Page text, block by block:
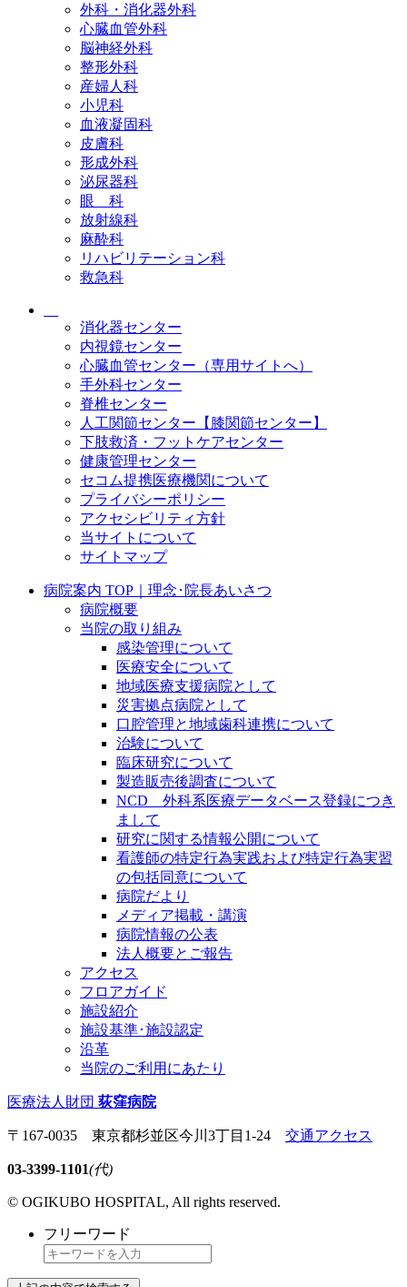
外科・消化器外科
心臓血管外科
脳神経外科
整形外科
産婦人科
小児科
血液凝固科
皮膚科
形成外科
泌尿器科
眼 科
放射線科
麻酔科
リハビリテーション科
救急科
消化器センター
内視鏡センター
心臓血管センター（専用サイトへ）
手外科センター
脊椎センター
人工関節センター【膝関節センター】
下肢救済・フットケアセンター
健康管理センター
セコム提携医療機関について
プライバシーポリシー
アクセシビリティ方針
当サイトについて
サイトマップ
病院案内 TOP｜理念･院長あいさつ
病院概要
当院の取り組み
感染管理について
医療安全について
地域医療支援病院として
災害拠点病院として
口腔管理と地域歯科連携について
治験について
臨床研究について
製造販売後調査について
NCD 外科系医療データベース登録につき
まして
研究に関する情報公開について
看護師の特定行為実践および特定行為実習
の包括同意について
病院だより
メディア掲載・講演
病院情報の公表
法人概要とご報告
アクセス
フロアガイド
施設紹介
施設基準･施設認定
沿革
当院のご利用にあたり
医療法人財団 荻窪病院
〒167-0035 東京都杉並区今川3丁目1-24 交通アクセス
03-3399-1101(代)
© OGIKUBO HOSPITAL, All rights reserved.
フリーワード